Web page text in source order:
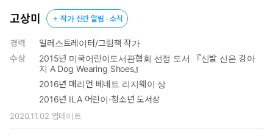
고상미 작가 신간 알림 · 소식
경력
일러스트레이터/그림책 작가
수상
2015년 미국어린이도서관협회 선정 도서 『신발 신은 강아
지 A Dog Wearing Shoes』
2016년 매리언 베네트 리지웨이 상
2016년 ILA 어린이·청소년 도서상
2020.11.02 업데이트